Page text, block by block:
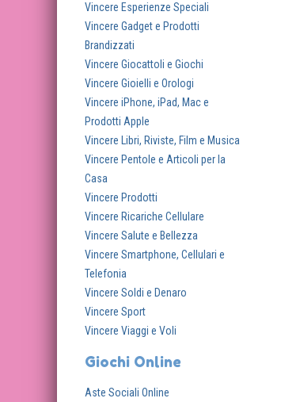
Vincere Esperienze Speciali
Vincere Gadget e Prodotti
Brandizzati
Vincere Giocattoli e Giochi
Vincere Gioielli e Orologi
Vincere iPhone, iPad, Mac e
Prodotti Apple
Vincere Libri, Riviste, Film e Musica
Vincere Pentole e Articoli per la
Casa
Vincere Prodotti
Vincere Ricariche Cellulare
Vincere Salute e Bellezza
Vincere Smartphone, Cellulari e
Telefonia
Vincere Soldi e Denaro
Vincere Sport
Vincere Viaggi e Voli
Giochi Online
Aste Sociali Online